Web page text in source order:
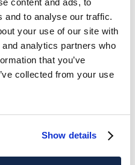
and to analyse our traffic.
your use of our site with
analytics partners who
that you’ve
collected from your use
Show details
EN TU PRIMERA